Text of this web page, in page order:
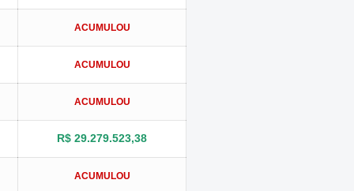
ACUMULOU
ACUMULOU
ACUMULOU
R$ 29.279.523,38
ACUMULOU